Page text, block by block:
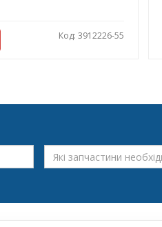
Код: 3912226-55